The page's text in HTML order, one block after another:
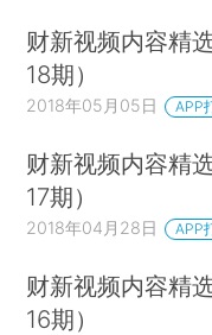
财新视频内容精
18期）
2018年05月05日 APP
财新视频内容精
17期）
2018年04月28日 APP
财新视频内容精
16期）